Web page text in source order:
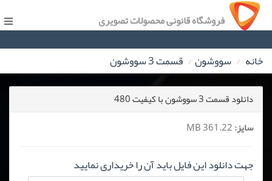
فروشگاه قانونی محصولات تصویری
خانه سووشون قسمت 3 سووشون
دانلود قسمت 3 سووشون با کیفیت 480
سایز:
جهت دانلود این فایل باید آن را خریداری نمایید